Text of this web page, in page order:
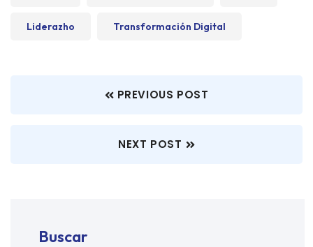
Liderazho Transformación Digital
PREVIOUS POST
NEXT POST
Buscar